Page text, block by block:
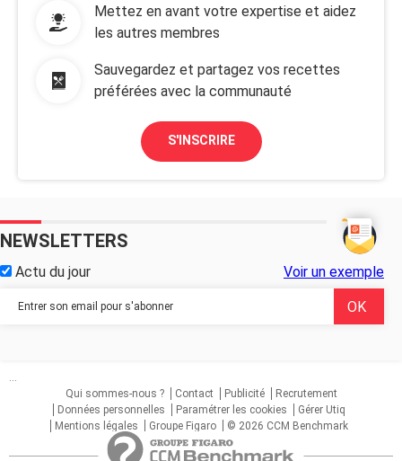
Mettez en avant votre expertise et aidez
les autres membres
Sauvegardez et partagez vos recettes
préférées avec la communauté
S'INSCRIRE
NEWSLETTERS
Actu du jour Voir un exemple
...
Qui sommes-nous ?
Contact Publicité
Recrutement
Données personnelles
Paramétrer les cookies
Gérer Utiq
Mentions légales
Groupe Figaro © 2026 CCM Benchmark